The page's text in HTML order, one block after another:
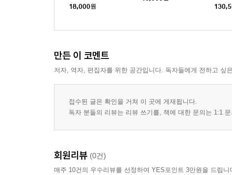
18,000원
예언
세트
만든 이 코멘트
저자, 역자, 편집자를 위한 공간입니다. 독자들에게 전하고 싶
접수된 글은 확인을 거쳐 이 곳에 게재됩니다.
독자 분들의 리뷰는 리뷰 쓰기를, 책에 대한 문의는 1:1
회원리뷰 (0건)
매주 10건의 우수리뷰를 선정하여 YES포인트 3만원을 드립니